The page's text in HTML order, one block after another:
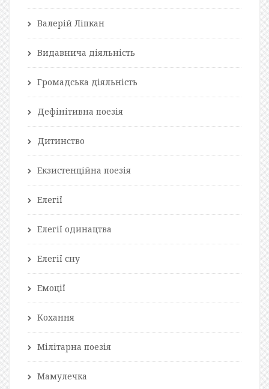
Валерій Ліпкан
Видавнича діяльність
Громадська діяльність
Дефінітивна поезія
Дитинство
Екзистенційна поезія
Елегії
Елегії одинацтва
Елегії сну
Емоції
Кохання
Мілітарна поезія
Мамулечка